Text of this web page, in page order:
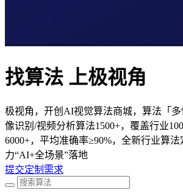
找算法 上极视角
极视角，开创AI视觉算法商城，算法「多
像识别/视频分析算法1500+，覆盖行业
6000+，平均准确率≥90%，全新行业算
力“AI+全场景”落地
提交定制需求